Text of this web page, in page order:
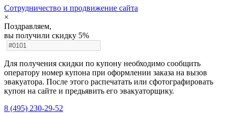
Cотрудничество и продвижение сайта
×
Поздравляем,
вы получили скидку 5%
Для получения скидки по купону необходимо сообщить
оператору номер купона при оформлении заказа на вызов
эвакуатора. После этого распечатать или сфотографировать
купон на сайте и предьявить его эвакуаторщику.
8 (495) 230-29-52